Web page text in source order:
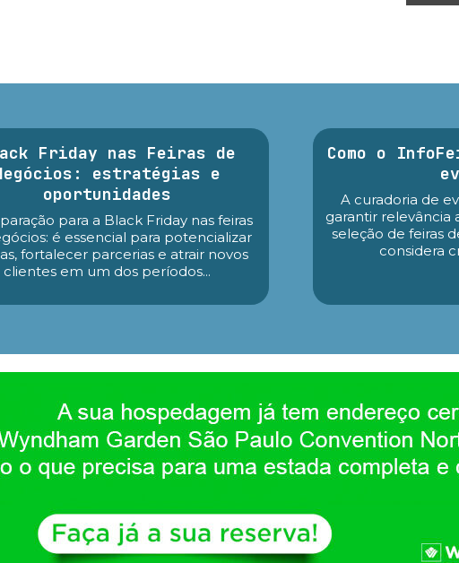
Friday nas Feiras de
estratégias e
oportunidades
para a Black Friday nas feiras
é essencial para potencializar
fortalecer parcerias e atrair novos
clientes em um dos períodos...
Como o
A curadoria de
garantir relevância
seleção de feiras
considera